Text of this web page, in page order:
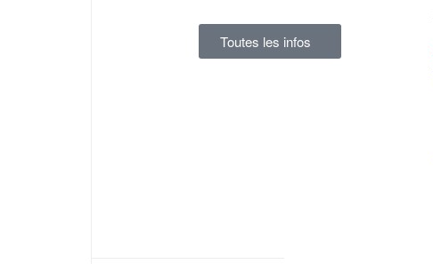
Toutes les infos